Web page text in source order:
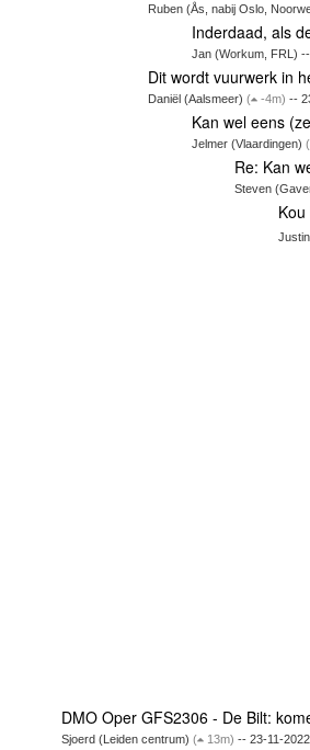
Ruben (Ås, nabij Oslo,
Inderdaad, als
Jan (Workum, FRL)
Dit wordt vuurwerk in
Daniël (Aalsmeer)( -4m) --
Kan wel eens
Jelmer (Vlaardingen) (
Re: Kan
Steven
DMO Oper GFS2306 - De Bilt:
Sjoerd (Leiden centrum)( 13m) -- 23-11-